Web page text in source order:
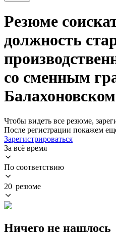
Резюме
должность
со сменным
Балахоновском
Чтобы видеть все резюме,
После регистрации покажем
Зарегистрироваться
За всё время
По соответствию
20 резюме
Ничего не нашлось